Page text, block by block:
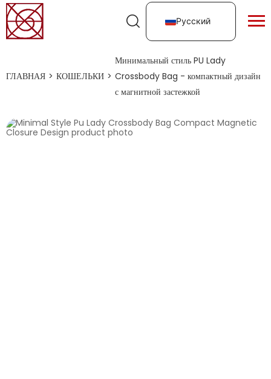
Русский
ГЛАВНАЯ > КОШЕЛЬКИ >
Минимальный стиль PU Lady
Crossbody Bag - компактный дизайн
с магнитной застежкой